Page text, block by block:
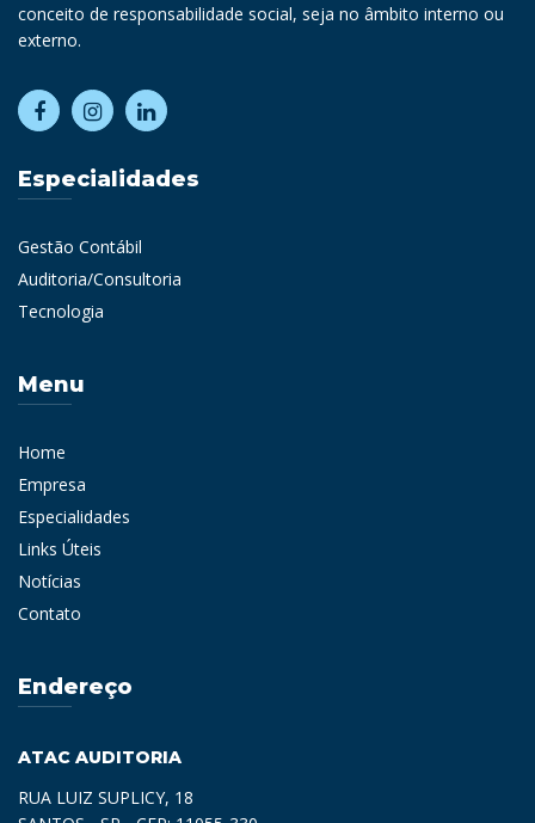
conceito de responsabilidade social, seja no âmbito interno ou
externo.
Especialidades
Gestão Contábil
Auditoria/Consultoria
Tecnologia
Menu
Home
Empresa
Especialidades
Links Úteis
Notícias
Contato
Endereço
ATAC AUDITORIA
RUA LUIZ SUPLICY, 18